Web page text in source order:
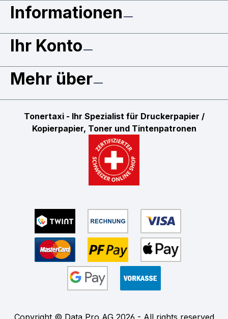
Informationen
Ihr Konto
Mehr über
Tonertaxi - Ihr Spezialist für Druckerpapier /
Kopierpapier, Toner und Tintenpatronen